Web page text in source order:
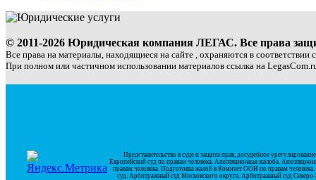
© 2011-2026 Юридическая компания ЛЕГАС. Все права
Все права на материалы, находящиеся на сайте , охраняются в соответствии
При полном или частичном использовании материалов ссылка на
Представительство в суде и защита прав, досудебное
Европейский суд по правам человека. Апелляционная жалоба.
правам человека. Подготовка жалоб в Комитет ООН по правам
суд. Арбитражный суд Московского округа. Арбитражный суд